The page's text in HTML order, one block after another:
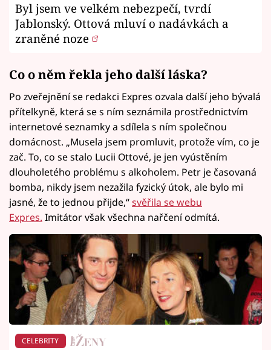
Byl jsem ve velkém nebezpečí, tvrdí
Jablonský. Ottová mluví o nadávkách a
zraněné noze
Co o něm řekla jeho další láska?
Po zveřejnění se redakci Expres ozvala další jeho bývalá
přítelkyně, která se s ním seznámila prostřednictvím
internetové seznamky a sdílela s ním společnou
domácnost. „Musela jsem promluvit, protože vím, co je
zač. To, co se stalo Lucii Ottové, je jen vyústěním
dlouholetého problému s alkoholem. Petr je časovaná
bomba, nikdy jsem nezažila fyzický útok, ale bylo mi
jasné, že to jednou přijde,“svěřila se webu
Expres. Imitátor však všechna nařčení odmítá.
CELEBRITY